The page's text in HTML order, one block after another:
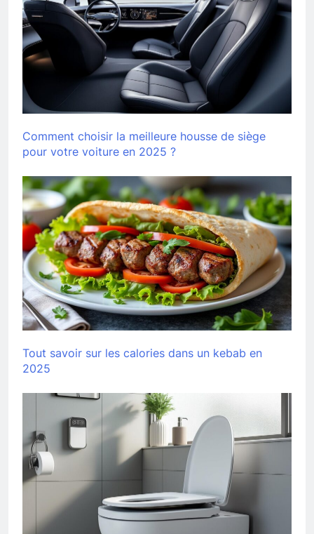
Comment choisir la meilleure housse de siège
pour votre voiture en 2025 ?
Tout savoir sur les calories dans un kebab en
2025